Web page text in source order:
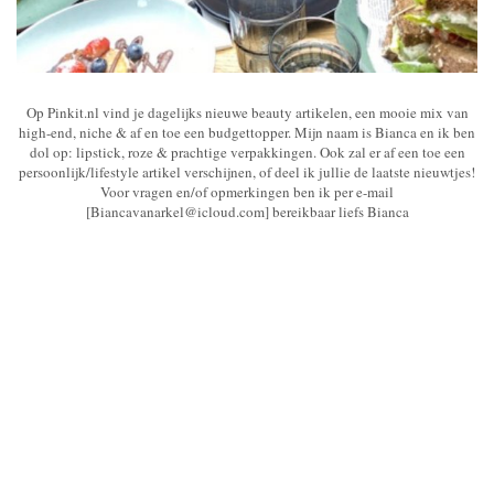
Op Pinkit.nl vind je dagelijks nieuwe beauty artikelen, een mooie mix van
high-end, niche & af en toe een budgettopper. Mijn naam is Bianca en ik ben
dol op: lipstick, roze & prachtige verpakkingen. Ook zal er af een toe een
persoonlijk/lifestyle artikel verschijnen, of deel ik jullie de laatste nieuwtjes!
Voor vragen en/of opmerkingen ben ik per e-mail
[Biancavanarkel@icloud.com] bereikbaar liefs Bianca